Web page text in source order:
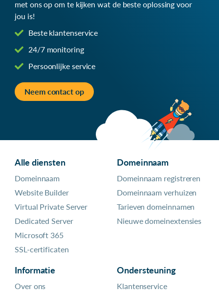
met ons op om te kijken wat de beste oplossing voor
jou is!
Beste klantenservice
24/7 monitoring
Persoonlijke service
Neem contact op
Alle diensten
Domeinnaam
Website Builder
Virtual Private Server
Dedicated Server
Microsoft 365
SSL-certificaten
Domeinnaam
Domeinnaam registreren
Domeinnaam verhuizen
Tarieven domeinnamen
Nieuwe domeinextensies
Informatie
Over ons
Ondersteuning
Klantenservice